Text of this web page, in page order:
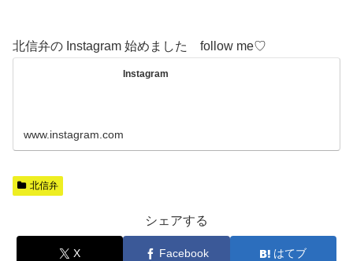
北信弁の Instagram 始めました follow me♡
Instagram
www.instagram.com
北信弁
シェアする
X Facebook はてブ